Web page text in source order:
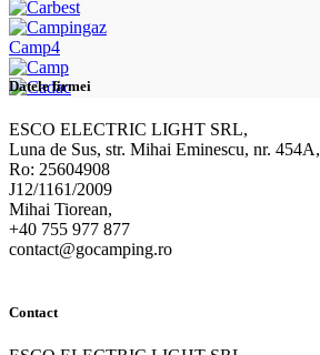
Camp4
Datele firmei
ESCO ELECTRIC LIGHT SRL,
Luna de Sus, str. Mihai Eminescu, nr. 454A,
Ro: 25604908
J12/1161/2009
Mihai Tiorean,
+40 755 977 877
contact@gocamping.ro
Contact